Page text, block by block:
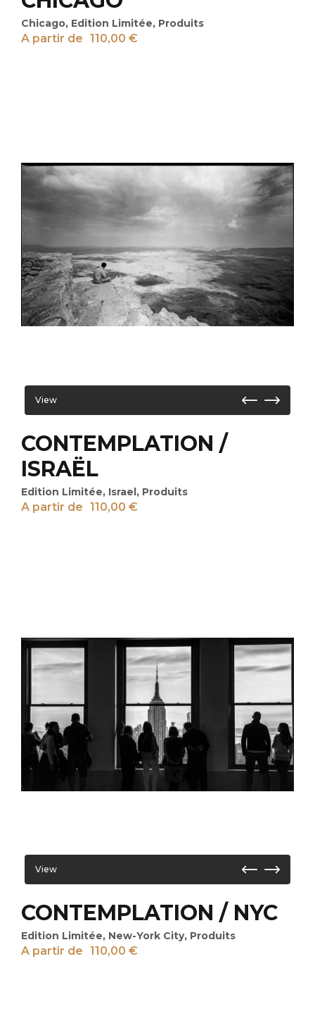
Chicago, Edition Limitée, Produits
A partir de 110,00 €
View
CONTEMPLATION /
ISRAËL
Edition Limitée, Israel, Produits
A partir de 110,00 €
View
CONTEMPLATION / NYC
Edition Limitée, New-York City, Produits
A partir de 110,00 €